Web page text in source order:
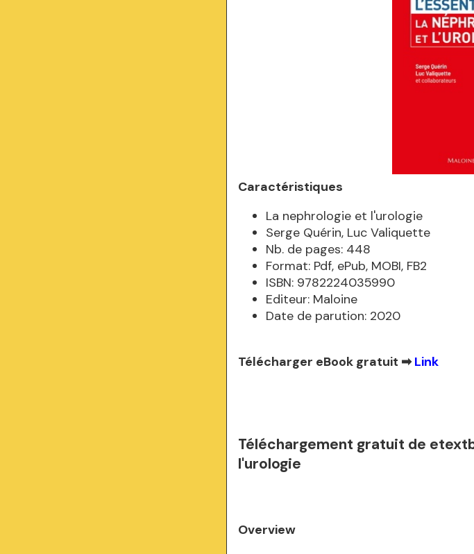
Caractéristiques
La nephrologie et l'urologie
Serge Quérin, Luc Valiquette
Nb. de pages: 448
Format: Pdf, ePub, MOBI, FB2
ISBN: 9782224035990
Editeur: Maloine
Date de parution: 2020
Télécharger eBook gratuit ➡Link
Téléchargement gratuit de
l'urologie
Overview